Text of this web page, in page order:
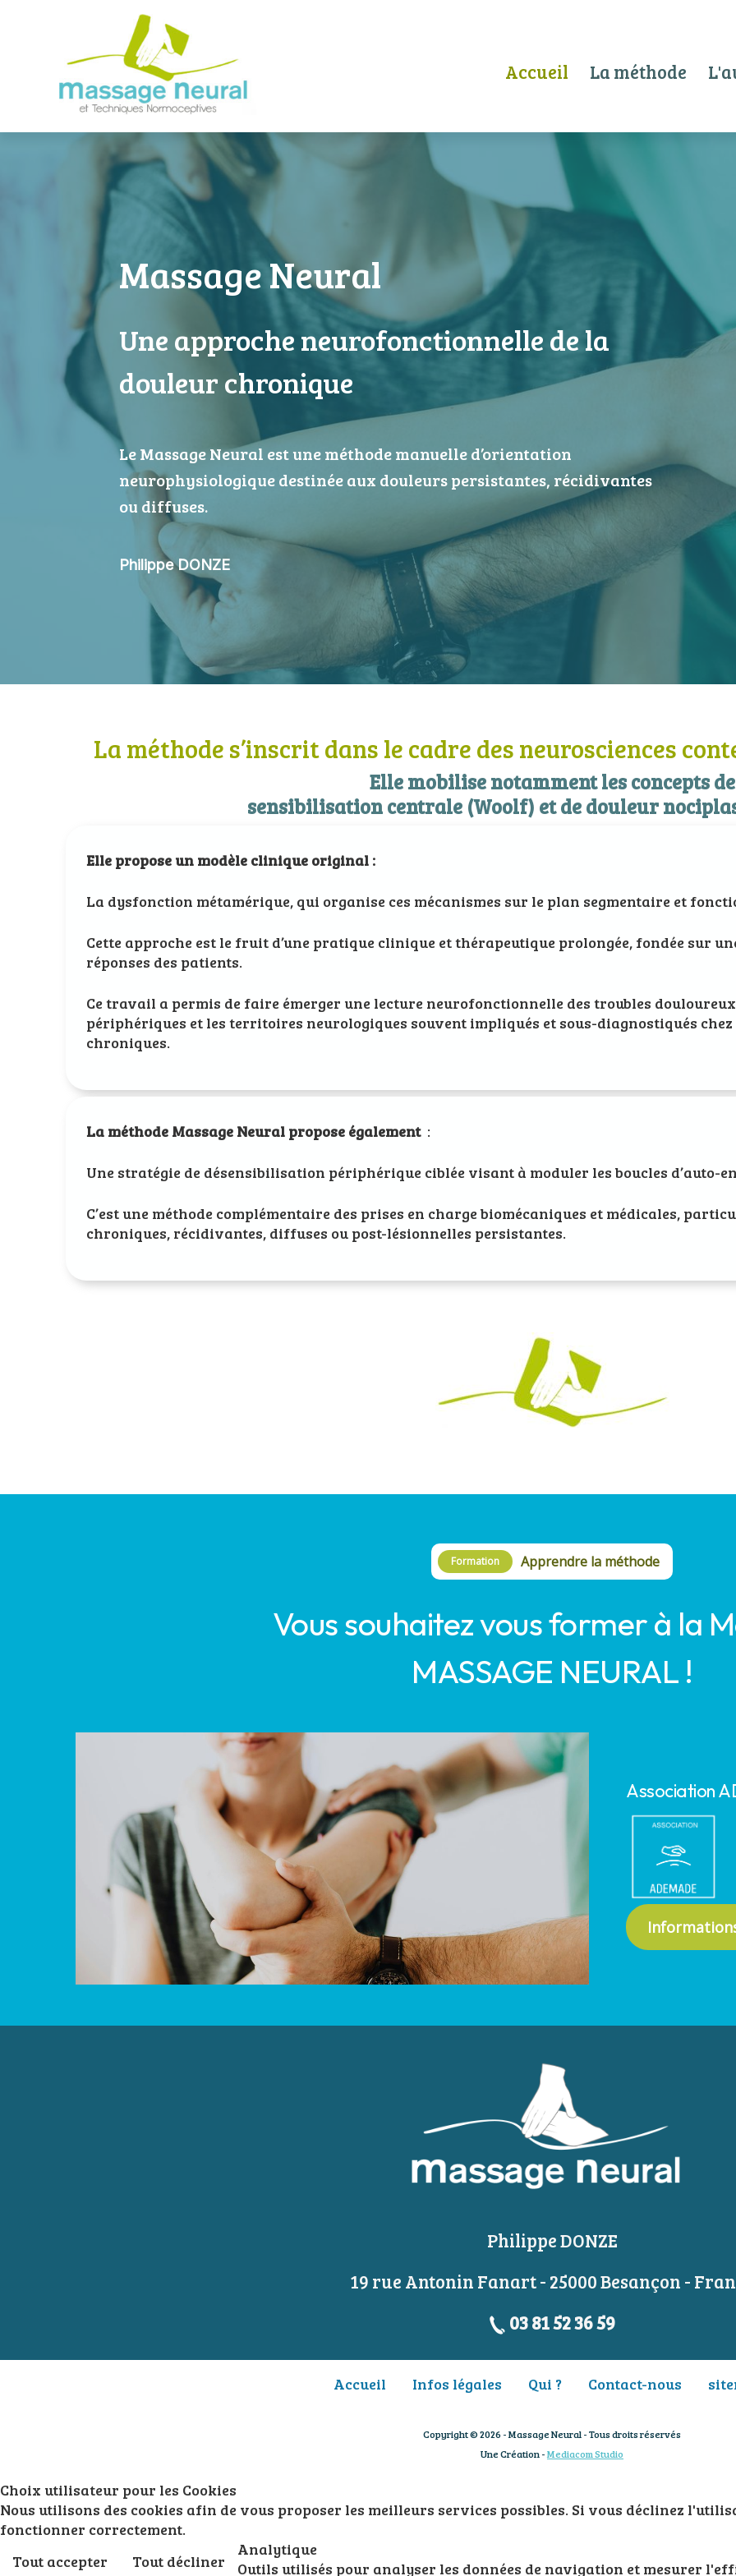
Accueil La méthode
Massage Neural
Une approche neurofonctionnelle de la
douleur chronique
Le Massage Neural est une méthode manuelle d’orientation
neurophysiologique destinée aux douleurs persistantes, récidivantes
ou diffuses.
Philippe DONZE
La méthode s’inscrit dans le cadre des neurosciences
Elle mobilise notamment les concepts de
sensibilisation centrale (Woolf) et de douleur
Elle propose un modèle clinique original :
La dysfonction métamérique, qui organise ces mécanismes sur le plan segmentaire et
Cette approche est le fruit d’une pratique clinique et thérapeutique prolongée, fondée sur
réponses des patients.
Ce travail a permis de faire émerger une lecture neurofonctionnelle des troubles
périphériques et les territoires neurologiques souvent impliqués et sous-diagnostiqués
chroniques.
La méthode Massage Neural propose également :
Une stratégie de désensibilisation périphérique ciblée visant à moduler les boucles d’auto-
C’est une méthode complémentaire des prises en charge biomécaniques et médicales,
chroniques, récidivantes, diffuses ou post-lésionnelles persistantes.
Formation Apprendre la méthode
Vous souhaitez vous former à la
MASSAGE NEURAL !
Association
Philippe DONZE
19 rue Antonin Fanart - 25000 Besançon -
03 81 52 36 59
Accueil Infos légales Qui ? Contact-nous
Copyright © 2026 - Massage Neural - Tous droits réservés
Une Création -Mediacom Studio
Choix utilisateur pour les Cookies
Nous utilisons des cookies afin de vous proposer les meilleurs services possibles. Si vous déclinez
fonctionner correctement.
Tout accepter
Tout décliner
Analytique
Outils utilisés pour analyser les données de navigation et mesurer